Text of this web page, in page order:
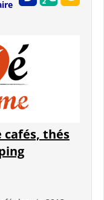
thés